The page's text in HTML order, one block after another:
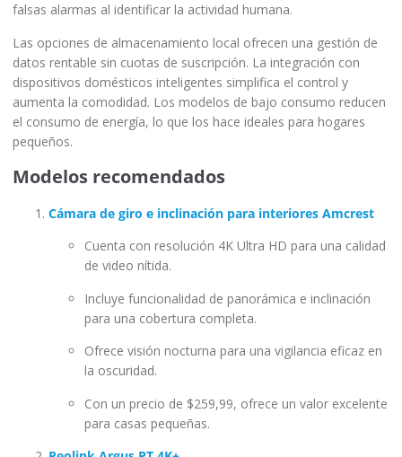
falsas alarmas al identificar la actividad humana.
Las opciones de almacenamiento local ofrecen una gestión de
datos rentable sin cuotas de suscripción. La integración con
dispositivos domésticos inteligentes simplifica el control y
aumenta la comodidad. Los modelos de bajo consumo reducen
el consumo de energía, lo que los hace ideales para hogares
pequeños.
Modelos recomendados
Cámara de giro e inclinación para interiores Amcrest
Cuenta con resolución 4K Ultra HD para una calidad
de video nítida.
Incluye funcionalidad de panorámica e inclinación
para una cobertura completa.
Ofrece visión nocturna para una vigilancia eficaz en
la oscuridad.
Con un precio de $259,99, ofrece un valor excelente
para casas pequeñas.